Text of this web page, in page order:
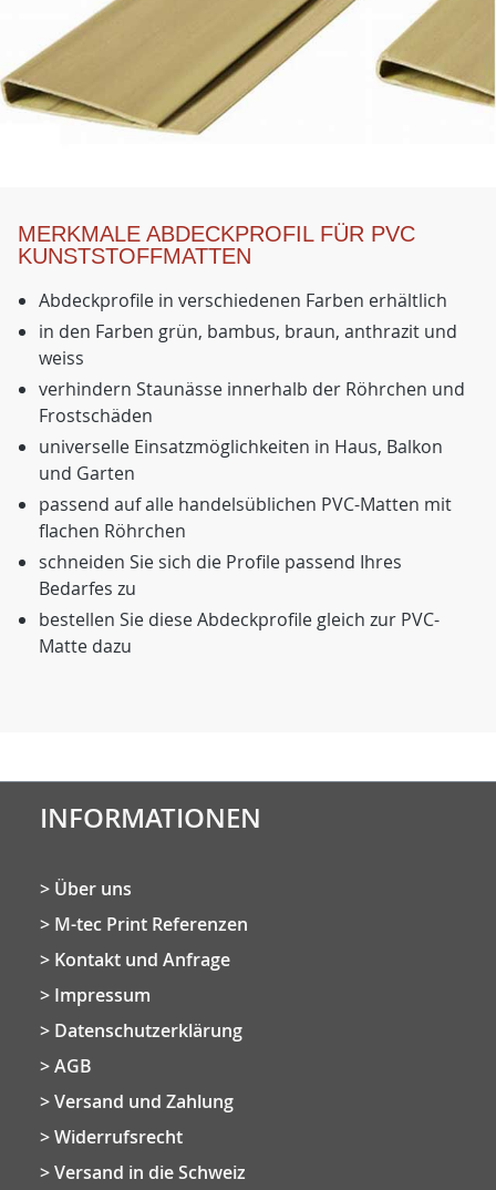
MERKMALE ABDECKPROFIL FÜR PVC
KUNSTSTOFFMATTEN
Abdeckprofile in verschiedenen Farben erhältlich
in den Farben grün, bambus, braun, anthrazit und
weiss
verhindern Staunässe innerhalb der Röhrchen und
Frostschäden
universelle Einsatzmöglichkeiten in Haus, Balkon
und Garten
passend auf alle handelsüblichen PVC-Matten mit
flachen Röhrchen
schneiden Sie sich die Profile passend Ihres
Bedarfes zu
bestellen Sie diese Abdeckprofile gleich zur PVC-
Matte dazu
INFORMATIONEN
Über uns
M-tec Print Referenzen
Kontakt und Anfrage
Impressum
Datenschutzerklärung
AGB
Versand und Zahlung
Widerrufsrecht
Versand in die Schweiz